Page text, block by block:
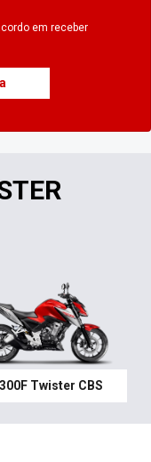
em receber
Twister CBS